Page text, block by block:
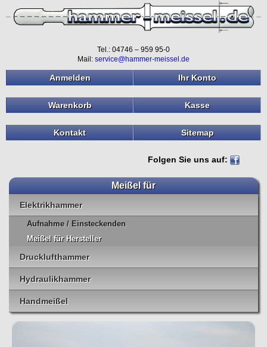
Tel.: 04746 – 959 95-0
Mail: service@hammer-meissel.de
Anmelden Ihr Konto
Warenkorb Kasse
Kontakt Sitemap
Folgen Sie uns auf:
Meißel für
Elektrikhammer
Aufnahme / Einsteckenden
Meißel für Hersteller
Drucklufthammer
Hydraulikhammer
Handmeißel